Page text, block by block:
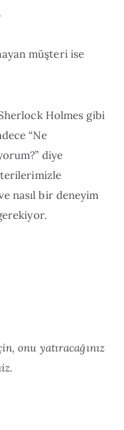
müşteri ise
Holmes gibi
“Ne
diye
nasıl bir deneyim
onu yatıracağınız